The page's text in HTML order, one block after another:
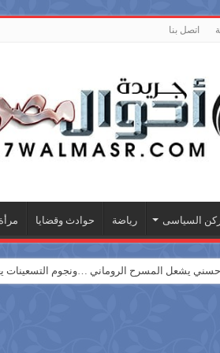
اتصل بنا
السياسى رياضة حوادث وقضايا
يشعل المسرح الروماني …ونجوم التسعينات